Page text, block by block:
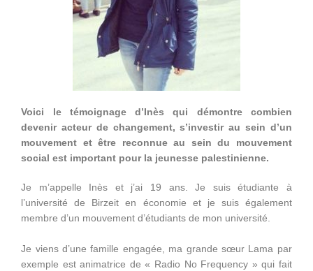
Voici le témoignage d’Inès qui démontre combien
devenir acteur de changement, s’investir au sein d’un
mouvement et être reconnue au sein du mouvement
social est important pour la jeunesse palestinienne.
Je m’appelle Inès et j’ai 19 ans. Je suis étudiante à
l’université de Birzeit en économie et je suis également
membre d’un mouvement d’étudiants de mon université.
Je viens d’une famille engagée, ma grande sœur Lama par
exemple est animatrice de « Radio No Frequency » qui fait